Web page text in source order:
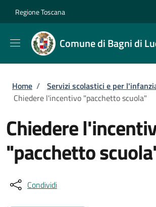
Regione Toscana
Comune di Bagni di
Briciole di pane
Home / Servizi scolastici e per
Chiedere l'incentivo "pacchetto scuola"
Chiedere
"pacchetto
Condividi